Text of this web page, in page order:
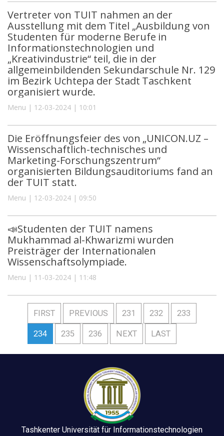
Vertreter von TUIT nahmen an der
Ausstellung mit dem Titel „Ausbildung von
Studenten für moderne Berufe in
Informationstechnologien und
„Kreativindustrie“ teil, die in der
allgemeinbildenden Sekundarschule Nr. 129
im Bezirk Uchtepa der Stadt Taschkent
organisiert wurde.
Menu | 12-03-2024 | 10:01
Die Eröffnungsfeier des von „UNICON.UZ –
Wissenschaftlich-technisches und
Marketing-Forschungszentrum“
organisierten Bildungsauditoriums fand an
der TUIT statt.
Menu | 12-03-2024 | 09:50
📣Studenten der TUIT namens
Mukhammad al-Khwarizmi wurden
Preisträger der Internationalen
Wissenschaftsolympiade.
Menu | 11-03-2024 | 11:48
FIRST PREVIOUS 231 232 233
234 235 236 NEXT LAST
Tashkenter Universität für Informationstechnologien